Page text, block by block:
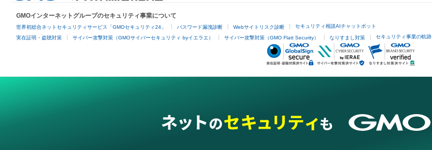
GMOインターネットグループのセキュリティ事業について
世界初総合ネットセキュリティサービス「GMOセキュリティ24」 パスワード漏洩診断 Webサイトリスク診断 セキュリティ相談AIチャットボット
実在証明・盗聴対策 サイバー攻撃対策（GMOサイバーセキュリティ byイエラエ） サイバー攻撃対策（GMO Flatt Security） なりすまし対策 セキュリティ事業の軌跡